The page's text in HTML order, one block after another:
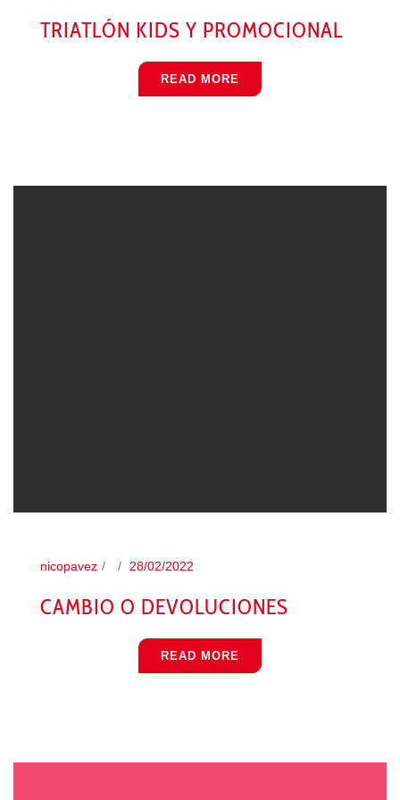
TRIATLÓN KIDS Y PROMOCIONAL
READ MORE
nicopavez 28/02/2022
CAMBIO O DEVOLUCIONES
READ MORE